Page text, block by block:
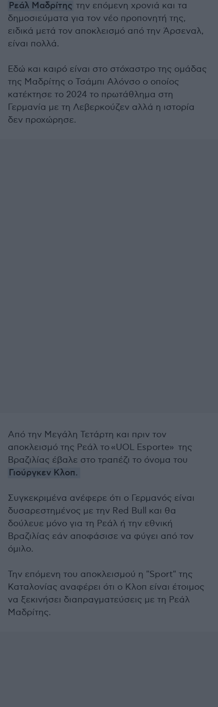
Ρεάλ Μαδρίτης την επόμενη χρονιά και τα
δημοσιεύματα για τον νέο προπονητή της,
ειδικά μετά τον αποκλεισμό από την Άρσεναλ,
είναι πολλά.
Εδώ και καιρό είναι στο στόχαστρο της ομάδας
της Μαδρίτης ο Τσάμπι Αλόνσο ο οποίος
κατέκτησε το 2024 το πρωτάθλημα στη
Γερμανία με τη Λεβερκούζεν αλλά η ιστορία
δεν προχώρησε.
Από την Μεγάλη Τετάρτη και πριν τον
αποκλεισμό της Ρεάλ το «UOL Esporte» της
Βραζιλίας έβαλε στο τραπέζι το όνομα του
Γιούργκεν Κλοπ.
Συγκεκριμένα ανέφερε ότι ο Γερμανός είναι
δυσαρεστημένος με την Red Bull και θα
δούλευε μόνο για τη Ρεάλ ή την εθνική
Βραζιλίας εάν αποφάσισε να φύγει από τον
όμιλο.
Την επόμενη του αποκλεισμού η "Sport" της
Καταλονίας αναφέρει ότι ο Κλοπ είναι έτοιμος
να ξεκινήσει διαπραγματεύσεις με τη Ρεάλ
Μαδρίτης.